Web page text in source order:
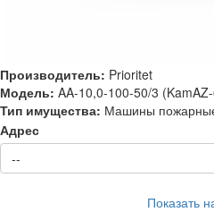
Производитель: Prioritet
Модель: AA-10,0-100-50/3
Тип имущества: Машины
Адрес
--
Показать